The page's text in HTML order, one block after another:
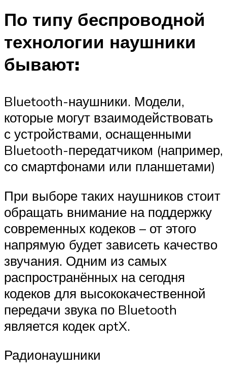
По типу беспроводной
технологии наушники
бывают:
Bluetooth-наушники. Модели,
которые могут взаимодействовать
с устройствами, оснащенными
Bluetooth-передатчиком (например,
со смартфонами или планшетами)
При выборе таких наушников стоит
обращать внимание на поддержку
современных кодеков – от этого
напрямую будет зависеть качество
звучания. Одним из самых
распространённых на сегодня
кодеков для высококачественной
передачи звука по Bluetooth
является кодек aptX.
Радионаушники